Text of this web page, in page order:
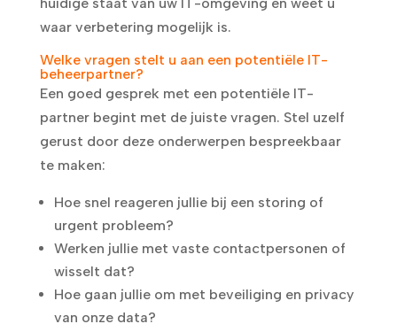
waar verbetering mogelijk is.
Welke vragen stelt u aan een potentiële IT-
beheerpartner?
Een goed gesprek met een potentiële IT-
partner begint met de juiste vragen. Stel uzelf
gerust door deze onderwerpen bespreekbaar
te maken:
Hoe snel reageren jullie bij een storing of
urgent probleem?
Werken jullie met vaste contactpersonen of
wisselt dat?
Hoe gaan jullie om met beveiliging en privacy
van onze data?